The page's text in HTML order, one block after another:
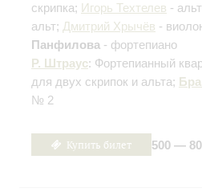
скрипка; Игорь Техтелев -
альт; Дмитрий Хрычёв -
Панфилова - фортепиано
Р. Штраус: Фортепианный
для двух скрипок и альта;
№ 2
Купить билет 500 —